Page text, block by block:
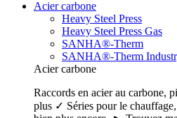
Acier carbone
Heavy Steel Press
Heavy Steel Press Gas
SANHA®-Therm
SANHA®-Therm
Acier carbone
Raccords en acier au carbone,
plus ✓ Séries pour le